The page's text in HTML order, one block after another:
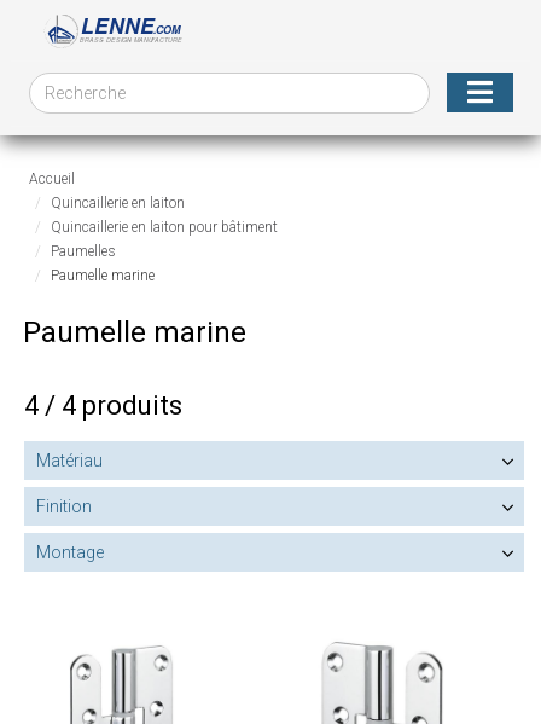
Accueil
Quincaillerie en laiton
Quincaillerie en laiton pour bâtiment
Paumelles
Paumelle marine
Paumelle marine
4 / 4 produits
Matériau
Finition
Montage